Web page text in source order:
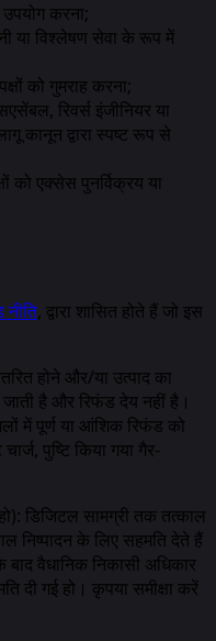
उपयोग करना;
या विश्लेषण सेवा के रूप में
को गुमराह करना;
रिवर्स इंजीनियर या
कानून द्वारा स्पष्ट रूप से
को एक्सेस पुनर्विक्रय या
नीति, द्वारा शासित होते हैं जो इस
होने और/या उत्पाद का
जाती है और रिफंड देय नहीं है।
में पूर्ण या आंशिक रिफंड को
पुष्टि किया गया गैर-
डिजिटल सामग्री तक तत्काल
के लिए सहमति देते हैं
वैधानिक निकासी अधिकार
दी गई हो। कृपया समीक्षा करें